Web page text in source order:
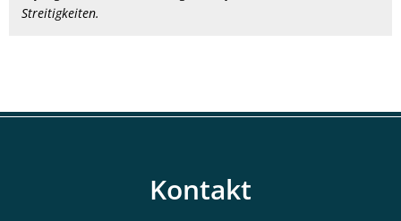
Streitigkeiten.
Kontakt